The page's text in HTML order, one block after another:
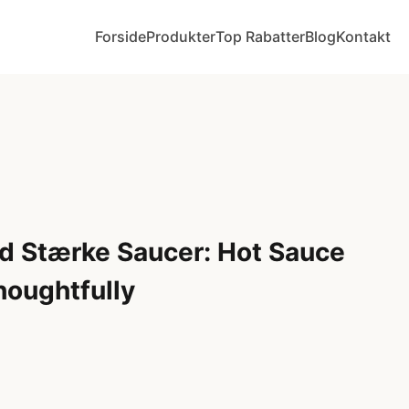
ForsideProdukterTop RabatterBlogKontakt
Stærke Saucer: Hot Sauce